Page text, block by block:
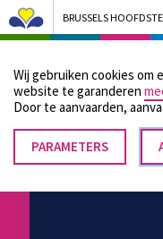
Wij gebruiken cookies om
website te garanderen
Door te aanvaarden,
PARAMETERS
TOESTEMMING
INTREKKEN
BRUSSELS
Bruxelles Pouvoirs
Home